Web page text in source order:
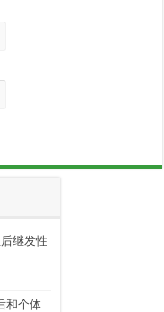
继发性
和个体